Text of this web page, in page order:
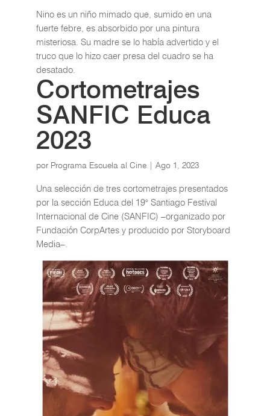
Nino es un niño mimado que, sumido en una
fuerte febre, es absorbido por una pintura
misteriosa. Su madre se lo había advertido y el
truco que lo hizo caer presa del cuadro se ha
desatado.
Cortometrajes
SANFIC Educa
2023
por Programa Escuela al Cine| Ago 1, 2023
Una selección de tres cortometrajes presentados
por la sección Educa del 19° Santiago Festival
Internacional de Cine (SANFIC) –organizado por
Fundación CorpArtes y producido por Storyboard
Media–.